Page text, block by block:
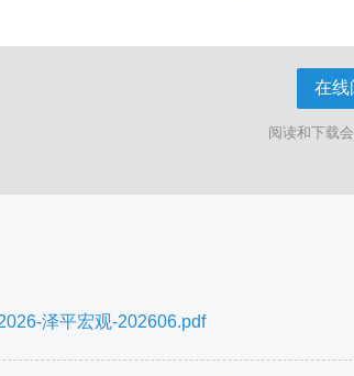
在线
阅读和下载
泽平宏观-202606.pdf